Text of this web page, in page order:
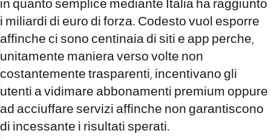
in quanto semplice mediante Italia ha raggiunto
i miliardi di euro di forza. Codesto vuol esporre
affinche ci sono centinaia di siti e app perche,
unitamente maniera verso volte non
costantemente trasparenti, incentivano gli
utenti a vidimare abbonamenti premium oppure
ad acciuffare servizi affinche non garantiscono
di incessante i risultati sperati.